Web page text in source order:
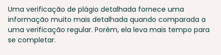
Uma verificação de plágio detalhada fornece uma
informação muito mais detalhada quando comparada a
uma verificação regular. Porém, ela leva mais tempo para
se completar.